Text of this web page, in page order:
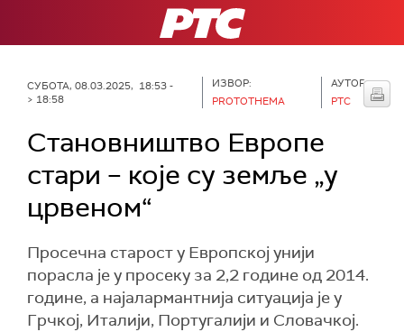
РТС
СУБОТА, 08.03.2025, 18:53 -
> 18:58
ИЗВОР:
PROTOTHEMA
АУТОР:
РТС
Становништво Европе
стари – које су земље „у
црвеном“
Просечна старост у Европској унији
порасла је у просеку за 2,2 године од 2014.
године, а најалармантнија ситуација је у
Грчкој, Италији, Португалији и Словачкој.